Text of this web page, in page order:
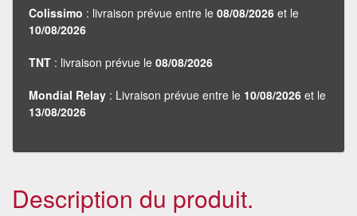
Colissimo : livraison prévue entre le 08/08/2026 et le
10/08/2026
TNT : livraison prévue le 08/08/2026
Mondial Relay : Livraison prévue entre le 10/08/2026 et le
13/08/2026
Description du produit.